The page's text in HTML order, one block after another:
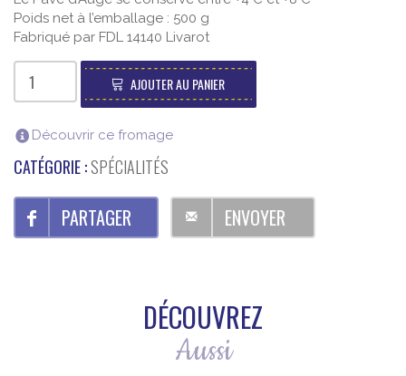
Poids net à l’emballage : 500 g
Fabriqué par FDL 14140 Livarot
quantité
Pavé
d'Auge
de
Normandie
(500g)
AJOUTER AU PANIER
Découvrir ce fromage
CATÉGORIE :SPÉCIALITÉS
PARTAGER ENVOYER
DÉCOUVREZ
Aussi